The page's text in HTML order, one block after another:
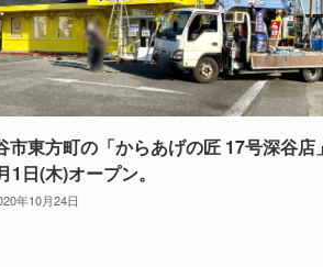
市東方町の「からあげの匠 17号深谷店
1日(木)オープン。
年10月24日